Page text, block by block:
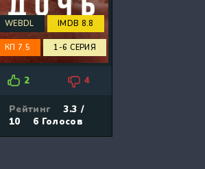
WEBDL IMDB 8.8
КП 7.5 1-6 СЕРИЯ
2 4
Рейтинг
3.3 /
10
6 Голосов